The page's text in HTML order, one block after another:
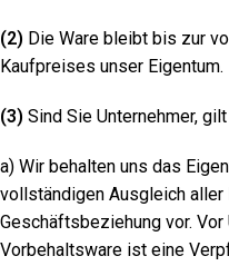
(2) Die Ware bleibt bis zur
Kaufpreises unser Eigentum.
(3) Sind Sie Unternehmer,
a) Wir behalten uns das
vollständigen Ausgleich aller
Geschäftsbeziehung vor.
Vorbehaltsware ist eine